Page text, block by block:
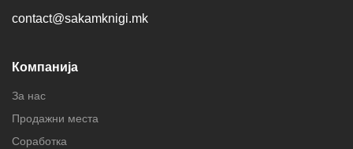
contact@sakamknigi.mk
Компанија
За нас
Продажни места
Соработка